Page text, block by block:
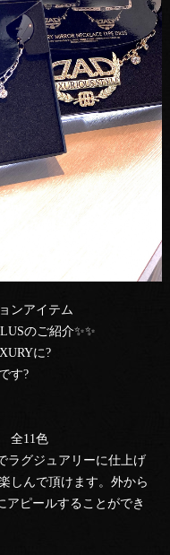
ンアイテム
のご紹介✨✨
に?
す?
全11色
ラグジュアリーに仕上げ
しんで頂けます。外から
アピールすることができ